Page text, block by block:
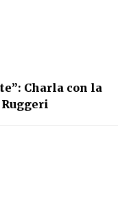
Charla con la